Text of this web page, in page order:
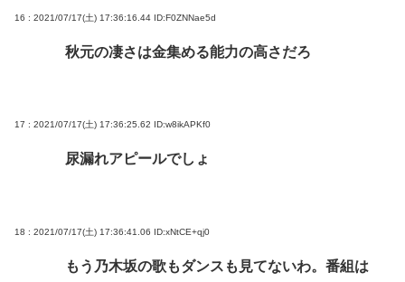
16 : 2021/07/17(土) 17:36:16.44 ID:F0ZNNae5d
秋元の凄さは金集める能力の高さだろ
17 : 2021/07/17(土) 17:36:25.62 ID:w8ikAPKf0
尿漏れアピールでしょ
18 : 2021/07/17(土) 17:36:41.06 ID:xNtCE+qj0
もう乃木坂の歌もダンスも見てないわ。番組は